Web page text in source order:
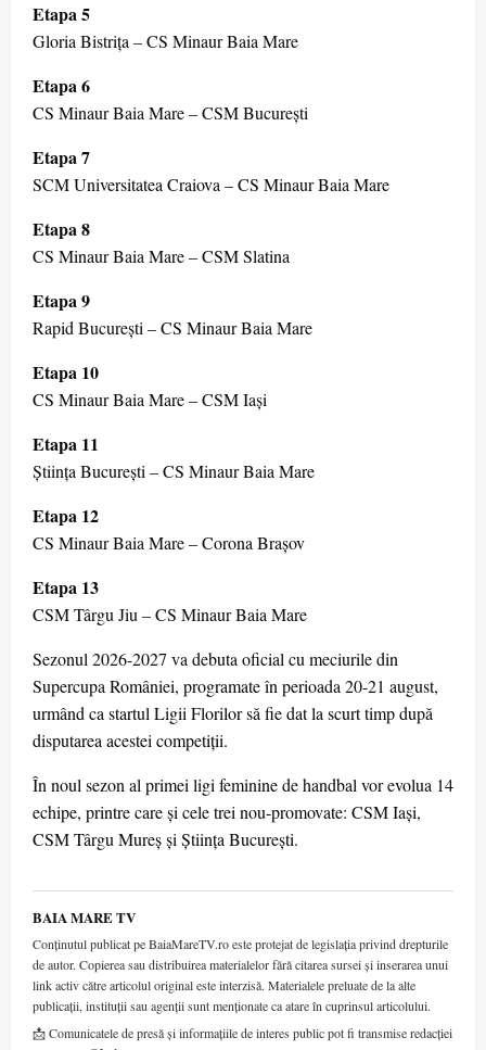
Etapa 5
Gloria Bistrița – CS Minaur Baia Mare
Etapa 6
CS Minaur Baia Mare – CSM București
Etapa 7
SCM Universitatea Craiova – CS Minaur Baia Mare
Etapa 8
CS Minaur Baia Mare – CSM Slatina
Etapa 9
Rapid București – CS Minaur Baia Mare
Etapa 10
CS Minaur Baia Mare – CSM Iași
Etapa 11
Știința București – CS Minaur Baia Mare
Etapa 12
CS Minaur Baia Mare – Corona Brașov
Etapa 13
CSM Târgu Jiu – CS Minaur Baia Mare
Sezonul 2026-2027 va debuta oficial cu meciurile din
Supercupa României, programate în perioada 20-21 august,
urmând ca startul Ligii Florilor să fie dat la scurt timp după
disputarea acestei competiții.
În noul sezon al primei ligi feminine de handbal vor evolua 14
echipe, printre care și cele trei nou-promovate: CSM Iași,
CSM Târgu Mureș și Știința București.
BAIA MARE TV
Conținutul publicat pe BaiaMareTV.ro este protejat de legislația privind drepturile
de autor. Copierea sau distribuirea materialelor fără citarea sursei și inserarea unui
link activ către articolul original este interzisă. Materialele preluate de la alte
publicații, instituții sau agenții sunt menționate ca atare în cuprinsul articolului.
📩 Comunicatele de presă și informațiile de interes public pot fi transmise redacției